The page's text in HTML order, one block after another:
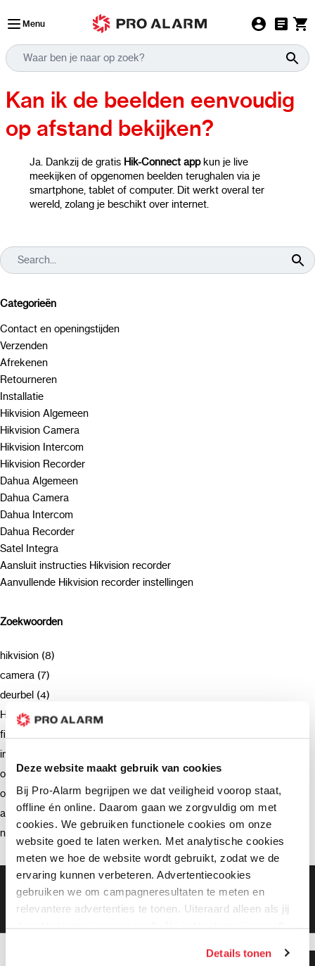
Deze website maakt gebruik van cookies
Bij Pro-Alarm begrijpen we dat veiligheid voorop staat,
offline én online. Daarom gaan we zorgvuldig om met
cookies. We gebruiken functionele cookies om onze
website goed te laten werken. Met analytische cookies
meten we hoe de website wordt gebruikt, zodat we de
ervaring kunnen verbeteren. Advertentiecookies
gebruiken we om campagneresultaten te meten en
relevantere advertenties te tonen. Uiteraard alleen als jij
daar toestemming voor geeft. Als je toestemming geeft,
kunnen deze gegevens combineren met informatie die zij
Details tonen
Menu
Kan ik de beelden eenvoudig
op afstand bekijken?
Ja. Dankzij de gratis Hik-Connect appkun je live
meekijken of opgenomen beelden terughalen via je
smartphone, tablet of computer. Dit werkt overal ter
wereld, zolang je beschikt over internet.
Categorieën
Contact en openingstijden
Verzenden
Afrekenen
Retourneren
Installatie
Hikvision Algemeen
Hikvision Camera
Hikvision Intercom
Hikvision Recorder
Dahua Algemeen
Dahua Camera
Dahua Intercom
Dahua Recorder
Satel Integra
Aansluit instructies Hikvision recorder
Aanvullende Hikvision recorder instellingen
Zoekwoorden
hikvision (8)
camera (7)
deurbel (4)
Hikvision (3)
firmware (3)
installatie (2)
ondersteuning (2)
opnemen (2)
advies (2)
netwerkrecorder (2)
Gratis bezorging vanaf €99,-
Gratis retourneren binnen 90 dagen*
Klanten geven ons een 9.3 gemiddeld